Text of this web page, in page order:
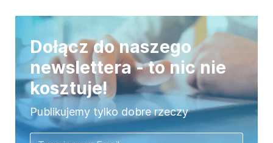
Dołącz do naszego
newslettera - to nic nie
kosztuje!
Publikujemy tylko dobre rzeczy